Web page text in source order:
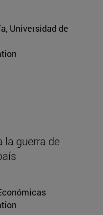
Universidad de
la guerra de